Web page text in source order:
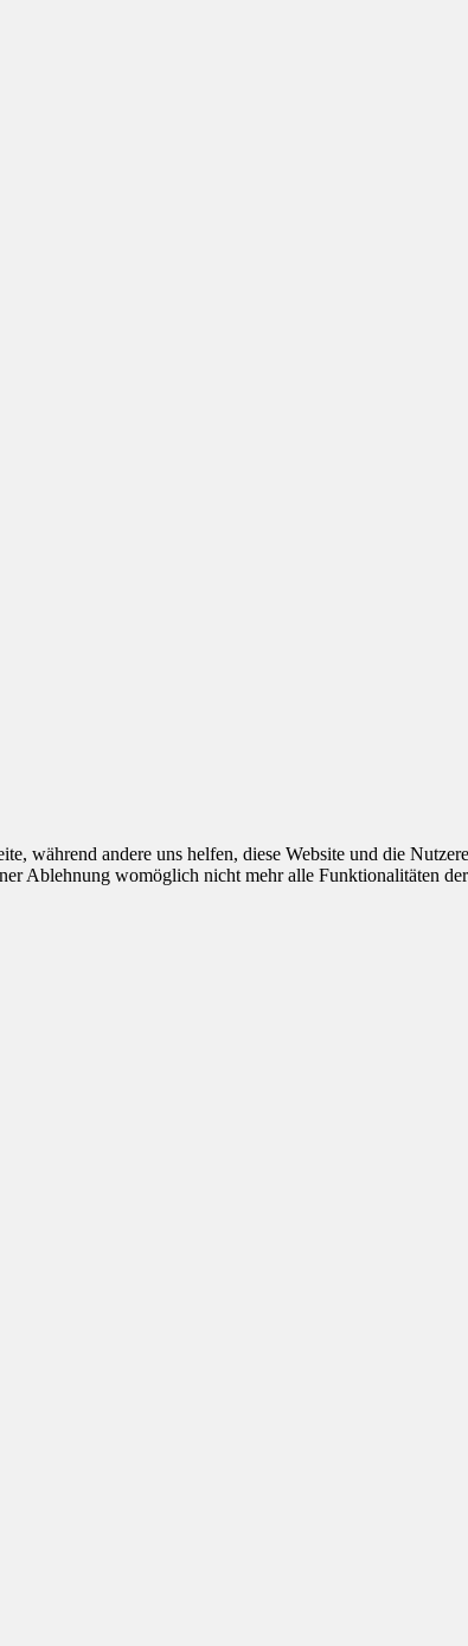
während andere uns helfen, diese Website und die
Ablehnung womöglich nicht mehr alle Funktionalitäten